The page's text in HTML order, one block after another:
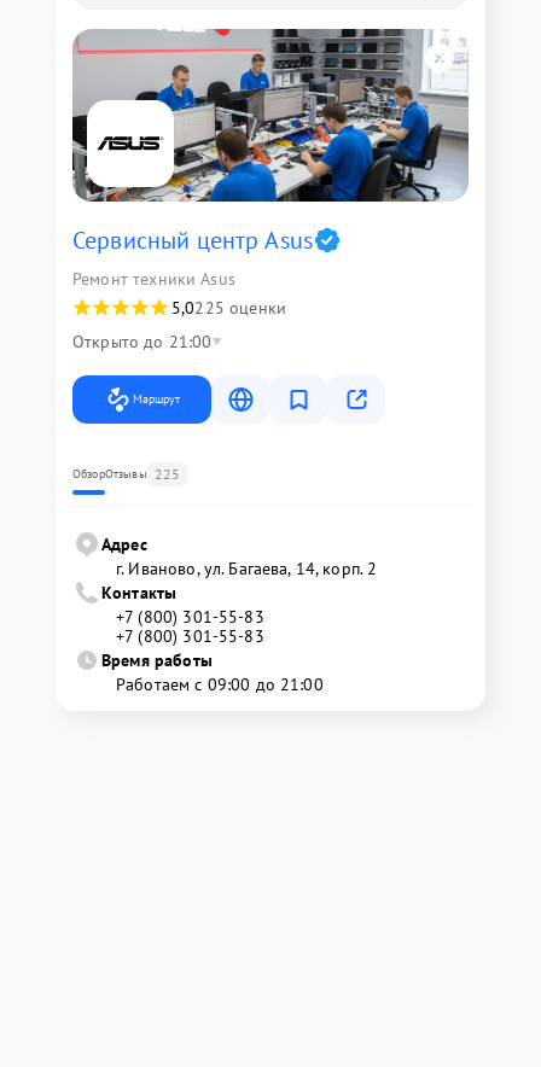
Сервисный центр Asus
Ремонт техники Asus
5,0225 оценки
Открыто до 21:00
Маршрут
ОбзорОтзывы 225
Адрес
г. Иваново, ул. Багаева, 14, корп. 2
Контакты
+7 (800) 301-55-83
+7 (800) 301-55-83
Время работы
Работаем с 09:00 до 21:00